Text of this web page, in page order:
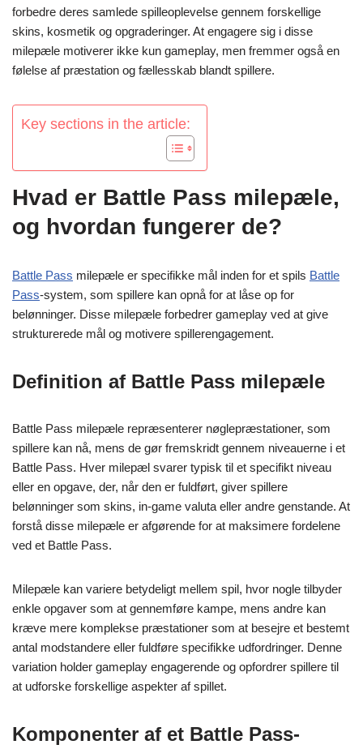
forbedre deres samlede spilleoplevelse gennem forskellige
skins, kosmetik og opgraderinger. At engagere sig i disse
milepæle motiverer ikke kun gameplay, men fremmer også en
følelse af præstation og fællesskab blandt spillere.
Key sections in the article:
Hvad er Battle Pass milepæle,
og hvordan fungerer de?
Battle Pass milepæle er specifikke mål inden for et spils Battle
Pass-system, som spillere kan opnå for at låse op for
belønninger. Disse milepæle forbedrer gameplay ved at give
strukturerede mål og motivere spillerengagement.
Definition af Battle Pass milepæle
Battle Pass milepæle repræsenterer nøglepræstationer, som
spillere kan nå, mens de gør fremskridt gennem niveauerne i et
Battle Pass. Hver milepæl svarer typisk til et specifikt niveau
eller en opgave, der, når den er fuldført, giver spillere
belønninger som skins, in-game valuta eller andre genstande. At
forstå disse milepæle er afgørende for at maksimere fordelene
ved et Battle Pass.
Milepæle kan variere betydeligt mellem spil, hvor nogle tilbyder
enkle opgaver som at gennemføre kampe, mens andre kan
kræve mere komplekse præstationer som at besejre et bestemt
antal modstandere eller fuldføre specifikke udfordringer. Denne
variation holder gameplay engagerende og opfordrer spillere til
at udforske forskellige aspekter af spillet.
Komponenter af et Battle Pass-